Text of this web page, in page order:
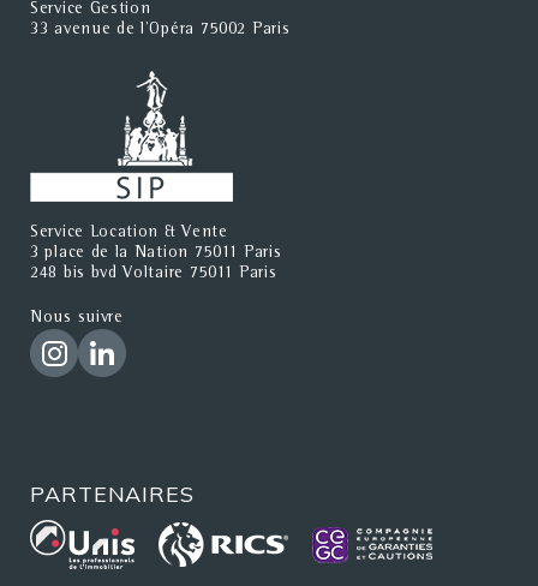
Service Gestion
33 avenue de l'Opéra 75002 Paris
Service Location & Vente
3 place de la Nation 75011 Paris
248 bis bvd Voltaire 75011 Paris
Nous suivre
PARTENAIRES